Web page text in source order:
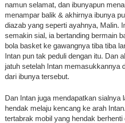
namun selamat, dan ibunyapun
menampar balik & akhirnya ibunya
diazab yang seperti ayahnya, Malin.
semakin sial, ia bertanding bermain
bola basket ke gawangnya tiba tiba
Intan pun tak peduli dengan itu. Dan
jatuh setelah Intan memasukkannya
dari ibunya tersebut.
Dan Intan juga mendapatkan sialnya
hendak melaju kencang ke arah
tertabrak mobil yang hendak